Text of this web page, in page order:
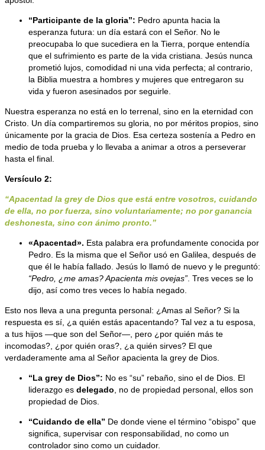
“Participante de la gloria”: Pedro apunta hacia la
esperanza futura: un día estará con el Señor. No le
preocupaba lo que sucediera en la Tierra, porque entendía
que el sufrimiento es parte de la vida cristiana. Jesús nunca
prometió lujos, comodidad ni una vida perfecta; al contrario,
la Biblia muestra a hombres y mujeres que entregaron su
vida y fueron asesinados por seguirle.
Nuestra esperanza no está en lo terrenal, sino en la eternidad con
Cristo. Un día compartiremos su gloria, no por méritos propios, sino
únicamente por la gracia de Dios. Esa certeza sostenía a Pedro en
medio de toda prueba y lo llevaba a animar a otros a perseverar
hasta el final.
Versículo 2:
“Apacentad la grey de Dios que está entre vosotros, cuidando
de ella, no por fuerza, sino voluntariamente; no por ganancia
deshonesta, sino con ánimo pronto.”
«Apacentad». Esta palabra era profundamente conocida por
Pedro. Es la misma que el Señor usó en Galilea, después de
que él le había fallado. Jesús lo llamó de nuevo y le preguntó:
“Pedro, ¿me amas? Apacienta mis ovejas”. Tres veces se lo
dijo, así como tres veces lo había negado.
Esto nos lleva a una pregunta personal: ¿Amas al Señor? Si la
respuesta es sí, ¿a quién estás apacentando? Tal vez a tu esposa,
a tus hijos —que son del Señor—, pero ¿por quién más te
incomodas?, ¿por quién oras?, ¿a quién sirves? El que
verdaderamente ama al Señor apacienta la grey de Dios.
“La grey de Dios”: No es “su” rebaño, sino el de Dios. El
liderazgo es delegado, no de propiedad personal, ellos son
propiedad de Dios.
“Cuidando de ella” De donde viene el término “obispo” que
significa, supervisar con responsabilidad, no como un
controlador sino como un cuidador.